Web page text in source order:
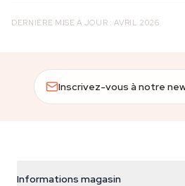
DERNIÈRE MISE À JOUR : AVRIL 2026
Inscrivez-vous à notre
Informations magasin